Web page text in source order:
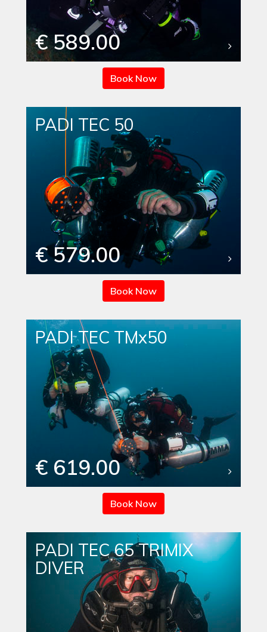
€ 589.00
Book Now
PADI TEC 50
€ 579.00
Book Now
PADI TEC TMx50
€ 619.00
Book Now
PADI TEC 65 TRIMIX
DIVER